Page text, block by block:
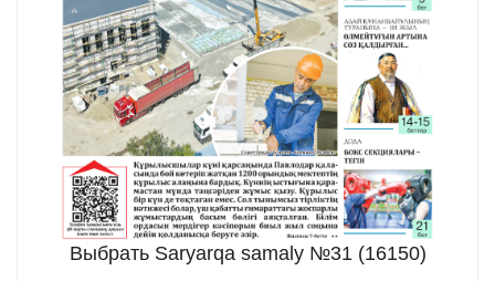
Выбрать Saryarqa samaly №31 (16150)